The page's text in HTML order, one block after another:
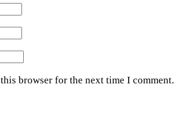
browser for the next time I comment.